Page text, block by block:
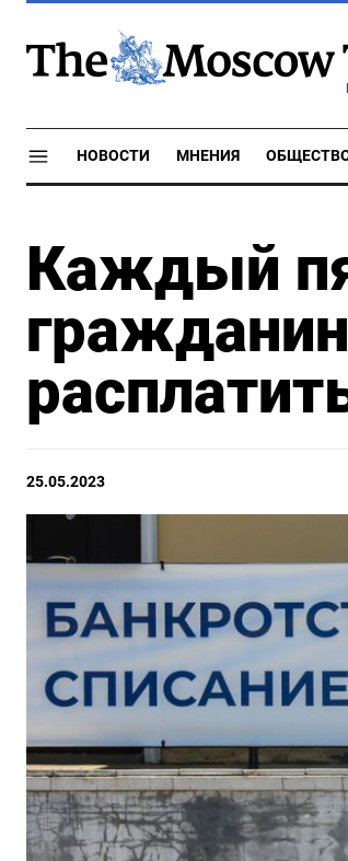
НОВОСТИ МНЕНИЯ
Каждый
25.05.2023